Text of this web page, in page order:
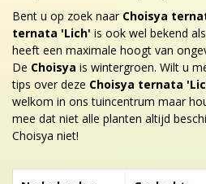
Bent u op zoek naar Choisya
ternata 'Lich' is ook wel bekend als
heeft een maximale hoogt van
De Choisya is wintergroen. Wilt u
tips over deze Choisya ternata
welkom in ons tuincentrum maar
mee dat niet alle planten altijd
Choisya niet!